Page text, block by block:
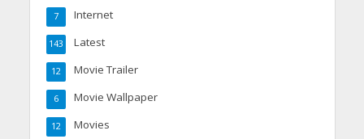
Internet
7
Latest
143
Movie Trailer
12
Movie Wallpaper
6
Movies
12